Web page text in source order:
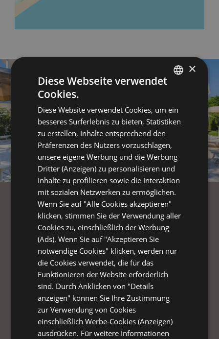
Jedes Hotel von Azzurro Club
Vacanze ist eine Oase voller
Spaß und Entspannung für
Familien. Hier sind die
Services, von denen unsere
Gäste begeistert sind:
HOTELDIENSTLEISTUNGEN:
ENGLISH
GERMAN
×
Diese Webseite verwendet
Cookies.
Diese Website verwendet Cookies, um ein
besseres Surferlebnis zu bieten, Statistiken
zu erstellen, Inhalte entsprechend den
Präferenzen des Nutzers vorzuschlagen,
unsere eigene Werbung und die Werbung
Dritter (Anzeigen) zu personalisieren und
Inhalte zu profilieren sowie die Interaktion
mit sozialen Netzwerken zu ermöglichen.
Wenn Sie auf "Alle Cookies akzeptieren"
klicken, stimmen Sie der Verwendung aller
Cookies zu, einschließlich der Werbung
(Ads). Wenn Sie auf "Akzeptieren Sie
notwendige Cookies" klicken, werden nur
die Cookies verwendet, die für das
Funktionieren der Website erforderlich
sind. Durch Anklicken von "Details
anzeigen" können Sie Ihre Zustimmung
zur Verwendung von Cookies
einschließlich Werbe-Cookies (Anzeigen)
ausdrücken. Für weitere Informationen